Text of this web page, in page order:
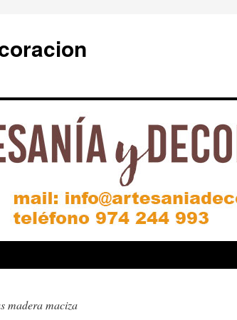
madera maciza